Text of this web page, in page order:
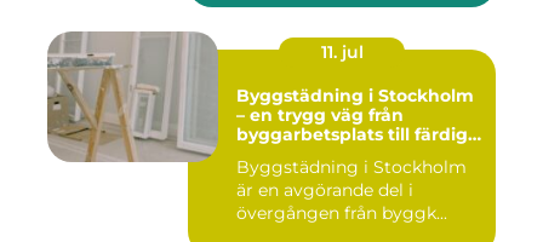
11. jul
Byggstädning i Stockholm
– en trygg väg från
byggarbetsplats till färdig
Byggstädning i Stockholm
är en avgörande del i
övergången från byggk...